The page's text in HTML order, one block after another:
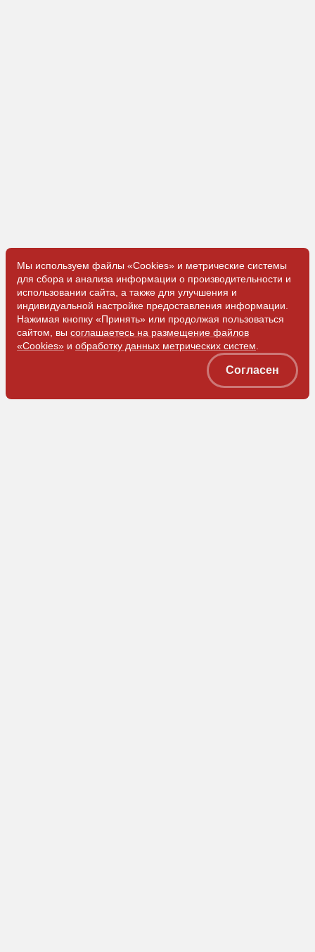
Мы используем файлы «Cookies» и метрические системы
для сбора и анализа информации о производительности и
использовании сайта, а также для улучшения и
индивидуальной настройке предоставления информации.
Нажимая кнопку «Принять» или продолжая пользоваться
сайтом, вы соглашаетесь на размещение файлов
«Cookies» и обработку данных метрических систем
Согласен